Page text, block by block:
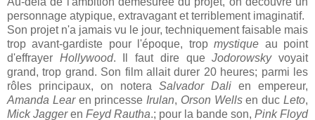
personnage atypique, extravagant et terriblement imaginatif.
Son projet n'a jamais vu le jour, techniquement faisable mais
trop avant-gardiste pour l'époque, tropmystique au point
d'effrayer Hollywood. Il faut dire queJodorowskyvoyait
grand, trop grand. Son film allait durer 20 heures; parmi les
rôles principaux, on notera Salvador Dali en empereur,
Amanda Learen princesse Irulan, Orson Wellsen ducLeto,
Mick Jaggeren Feyd Rautha.; pour la bande son, Pink Floyd